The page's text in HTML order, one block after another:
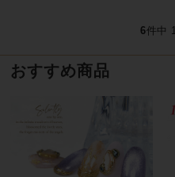
6件中
おすすめ商品